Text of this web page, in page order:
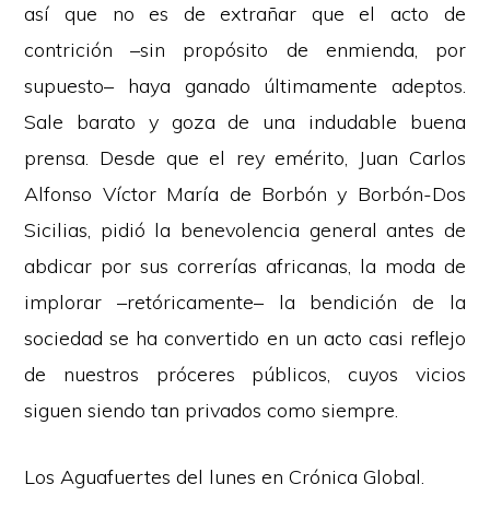
así que no es de extrañar que el acto de
contrición –sin propósito de enmienda, por
supuesto– haya ganado últimamente adeptos.
Sale barato y goza de una indudable buena
prensa. Desde que el rey emérito, Juan Carlos
Alfonso Víctor María de Borbón y Borbón-Dos
Sicilias, pidió la benevolencia general antes de
abdicar por sus correrías africanas, la moda de
implorar –retóricamente– la bendición de la
sociedad se ha convertido en un acto casi reflejo
de nuestros próceres públicos, cuyos vicios
siguen siendo tan privados como siempre.
Los Aguafuertes del lunes en Crónica Global.